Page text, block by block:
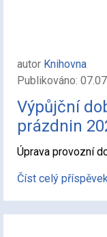
autor Knihovna
Publikováno:
Výpůjční
prázdnin
Úprava provozní
Číst celý